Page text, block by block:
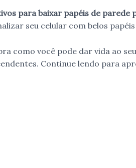
para baixar papéis de parede
seu celular com belos
como você pode dar vida ao
Continue lendo para